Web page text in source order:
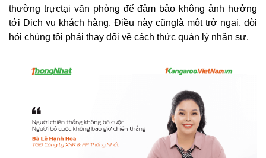
LÕI
LỌC
NƯỚC
KANGAROO
NGUỒN,
thường trựctại văn phòng để đảm bảo không ảnh hưởng
tới Dịch vụ khách hàng. Điều này cũnglà một trở ngại, đòi
hỏi chúng tôi phải thay đổi về cách thức quản lý nhân sự.